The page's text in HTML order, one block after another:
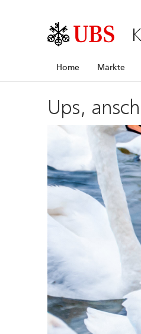
Home Märkte
Ups,